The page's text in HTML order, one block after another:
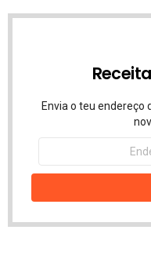
Envia o teu endereço
Endereço
email